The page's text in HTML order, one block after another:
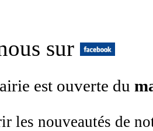
sur
est ouverte du
les nouveautés de